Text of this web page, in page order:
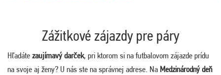
Zážitkové zájazdy pre páry
Hľadáte zaujímavý darček, pri ktorom si na futbalovom zájazde prídu
na svoje aj ženy? U nás ste na správnej adrese. Na Medzinárodný deň